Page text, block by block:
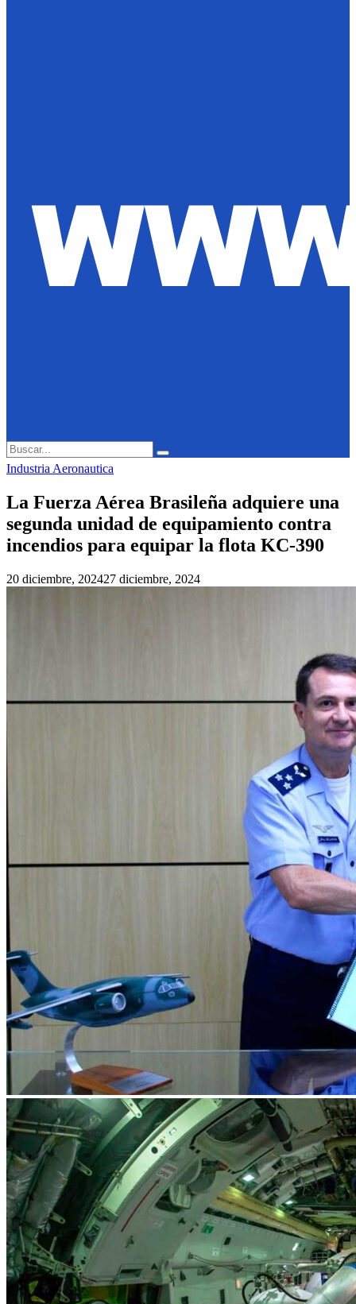
Search
for:
Search
Industria Aeronautica
La Fuerza Aérea Brasileña adquiere una
segunda unidad de equipamiento contra
incendios para equipar la flota KC-390
20 diciembre, 202427 diciembre, 2024